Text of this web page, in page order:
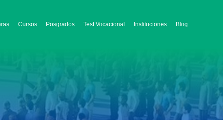
Cursos Posgrados Test Vocacional Instituciones Blog